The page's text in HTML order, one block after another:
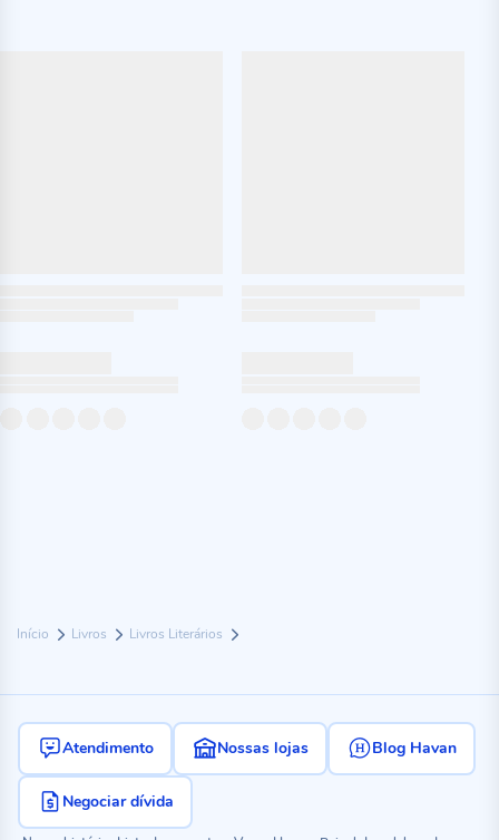
Início Livros Livros Literários
Atendimento Nossas lojas Blog Havan
Negociar dívida